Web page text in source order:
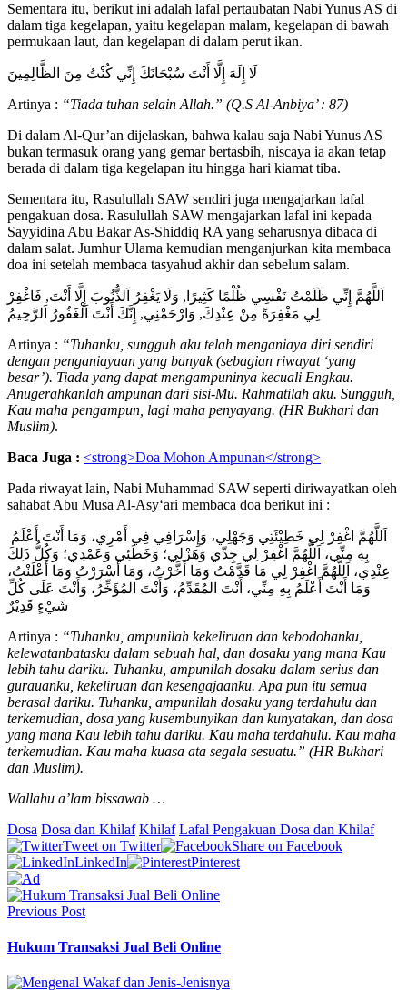
Sementara itu, berikut ini adalah lafal pertaubatan Nabi Yunus AS di
dalam tiga kegelapan, yaitu kegelapan malam, kegelapan di bawah
permukaan laut, dan kegelapan di dalam perut ikan.
لَا إِلَهَ إِلَّا أَنْتَ سُبْحَانَكَ إِنِّي كُنْتُ مِنَ الظَّالِمِينَ
Artinya : “Tiada tuhan selain Allah.” (Q.S Al-Anbiya’ : 87)
Di dalam Al-Qur’an dijelaskan, bahwa kalau saja Nabi Yunus AS
bukan termasuk orang yang gemar bertasbih, niscaya ia akan tetap
berada di dalam tiga kegelapan itu hingga hari kiamat tiba.
Sementara itu, Rasulullah SAW sendiri juga mengajarkan lafal
pengakuan dosa. Rasulullah SAW mengajarkan lafal ini kepada
Sayyidina Abu Bakar As-Shiddiq RA yang seharusnya dibaca di
dalam salat. Jumhur Ulama kemudian menganjurkan kita membaca
doa ini setelah membaca tasyahud akhir dan sebelum salam.
اَللَّهُمَّ إِنِّي ظَلَمْتُ نَفْسِي ظُلْمًا كَثِيرًا, وَلَا يَغْفِرُ اَلذُّنُوبَ إِلَّا أَنْتَ, فَاغْفِرْ
لِي مَغْفِرَةً مِنْ عِنْدِكَ, وَارْحَمْنِي, إِنَّكَ أَنْتَ اَلْغَفُورُ اَلرَّحِيمُ
Artinya : “Tuhanku, sungguh aku telah menganiaya diri sendiri
dengan penganiayaan yang banyak (sebagian riwayat ‘yang
besar’). Tiada yang dapat mengampuninya kecuali Engkau.
Anugerahkanlah ampunan dari sisi-Mu. Rahmatilah aku. Sungguh,
Kau maha pengampun, lagi maha penyayang. (HR Bukhari dan
Muslim).
Baca Juga : <strong>Doa Mohon Ampunan</strong>
Pada riwayat lain, Nabi Muhammad SAW seperti diriwayatkan oleh
sahabat Abu Musa Al-Asy‘ari membaca doa berikut ini :
بِهِ مِنِّي، اَللَّهُمَّ اغْفِرْ لِي جِدِّي وَهَزْلِي؛ وَخَطَئِي وَعَمْدِي؛ وَكُلُّ ذَلِكَ
عِنْدِي، اَللَّهُمَّ اغْفِرْ لِي مَا قَدَّمْتُ وَمَا أَخَّرْتُ، وَمَا أَسْرَرْتُ وَمَا أَعْلَنْتُ،
وَمَا أَنْتَ أَعْلَمُ بِهِ مِنِّي، أَنْتَ المُقَدِّمُ، وَأَنْتَ المُؤَخِّرُ، وَأَنْتَ عَلَى كُلِّ
شَيْءٍ قَدِيْرٌ
Artinya : “Tuhanku, ampunilah kekeliruan dan kebodohanku,
kelewatanbatasku dalam sebuah hal, dan dosaku yang mana Kau
lebih tahu dariku. Tuhanku, ampunilah dosaku dalam serius dan
gurauanku, kekeliruan dan kesengajaanku. Apa pun itu semua
berasal dariku. Tuhanku, ampunilah dosaku yang terdahulu dan
terkemudian, dosa yang kusembunyikan dan kunyatakan, dan dosa
yang mana Kau lebih tahu dariku. Kau maha terdahulu. Kau maha
terkemudian. Kau maha kuasa ata segala sesuatu.” (HR Bukhari
dan Muslim).
Wallahu a’lam bissawab …
Dosa Dosa dan Khilaf Khilaf Lafal Pengakuan Dosa dan Khilaf
Tweet on Twitter
Share on Facebook
LinkedIn
Pinterest
Previous Post
Hukum Transaksi Jual Beli Online